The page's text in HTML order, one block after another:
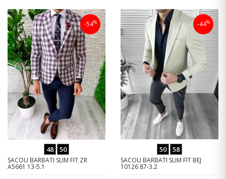
-54%
48 50
SACOU BARBATI SLIM FIT ZR
A5661 13-5.1
-44%
50 58
SACOU BARBATI SLIM FIT BEJ
10126 87-3.2